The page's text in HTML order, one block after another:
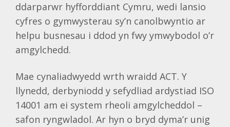
ddarparwr hyfforddiant Cymru, wedi lansio
cyfres o gymwysterau sy’n canolbwyntio ar
helpu busnesau i ddod yn fwy ymwybodol o’r
amgylchedd.
Mae cynaliadwyedd wrth wraidd ACT. Y
llynedd, derbyniodd y sefydliad ardystiad ISO
14001 am ei system rheoli amgylcheddol –
safon ryngwladol. Ar hyn o bryd dyma’r unig